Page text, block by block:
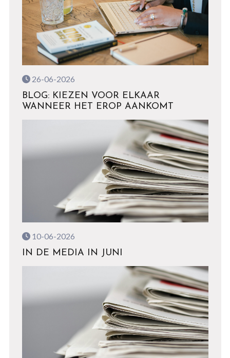
26-06-2026
BLOG: KIEZEN VOOR ELKAAR
WANNEER HET EROP AANKOMT
10-06-2026
IN DE MEDIA IN JUNI